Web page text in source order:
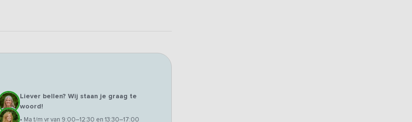
Liever bellen? Wij staan je graag te
woord!
• Ma t/m vr van 9:00–12:30 en 13:30–17:00